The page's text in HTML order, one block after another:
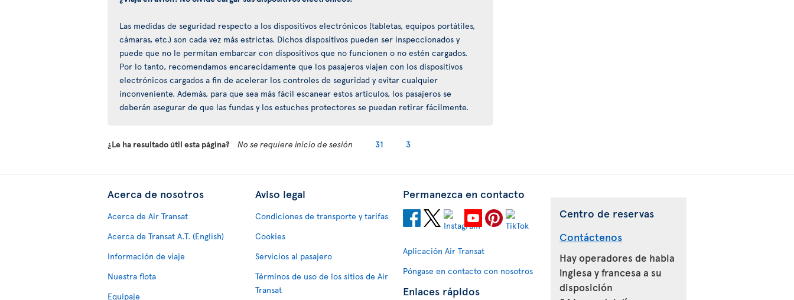
Las medidas de seguridad respecto a los dispositivos electrónicos (tabletas, equipos portátiles,
cámaras, etc.) son cada vez más estrictas. Dichos dispositivos pueden ser inspeccionados y
puede que no le permitan embarcar con dispositivos que no funcionen o no estén cargados.
Por lo tanto, recomendamos encarecidamente que los pasajeros viajen con los dispositivos
electrónicos cargados a fin de acelerar los controles de seguridad y evitar cualquier
inconveniente. Además, para que sea más fácil escanear estos artículos, los pasajeros se
deberán asegurar de que las fundas y los estuches protectores se puedan retirar fácilmente.
¿Le ha resultado útil esta página? No se requiere inicio de sesión 31 3
Acerca de nosotros
Acerca de Air Transat
Acerca de Transat A.T. (English)
Información de viaje
Nuestra flota
Equipaje
Aviso legal
Condiciones de transporte y tarifas
Cookies
Servicios al pasajero
Términos de uso de los sitios de Air
Transat
Permanezca en contacto
Aplicación Air Transat
Póngase en contacto con nosotros
Enlaces rápidos
Centro de reservas
Contáctenos
Hay operadores de habla
inglesa y francesa a su
disposición